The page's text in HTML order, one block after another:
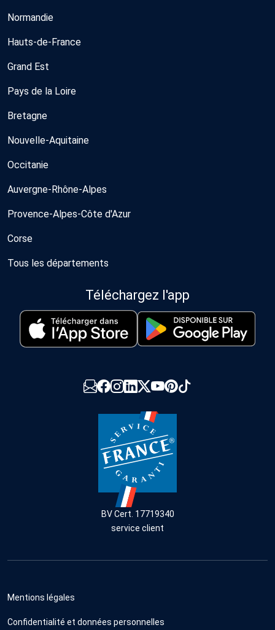
Normandie
Hauts-de-France
Grand Est
Pays de la Loire
Bretagne
Nouvelle-Aquitaine
Occitanie
Auvergne-Rhône-Alpes
Provence-Alpes-Côte d'Azur
Corse
Tous les départements
Téléchargez l'app
BV Cert. 17719340
service client
Mentions légales
Confidentialité et données personnelles